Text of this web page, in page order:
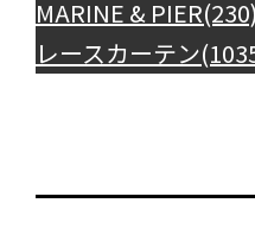
MARINE & PIER(230)
レースカーテン